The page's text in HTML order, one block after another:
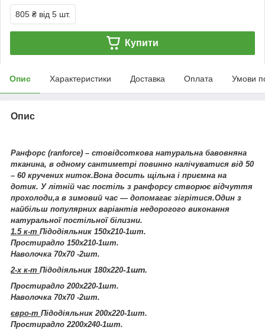
805 ₴ від 5 шт.
Купити
Опис Характеристики Доставка Оплата Умови
Опис
Ранфорс (ranforce) – стовідсоткова натуральна бавовняна
тканина, в одному сантиметрі повинно налічуватися від 50
– 60 кручених ниток.Вона досить щільна і приємна на
дотик. У літній час постіль з ранфорсу створює відчуття
прохолоди,а в зимовий час ― допомагає зігрітися.Один з
найбільш популярних варіантів недорогого виконання
натуральної постільної білизни.
1.5 к-т Підодіяльник 150х210-1шт.
Простирадло 150х210-1шт.
Наволочка 70х70 -2шт.
2-х к-т Підодіяльник 180х220-1шт.
Простирадло 200х220-1шт.
Наволочка 70х70 -2шт.
євро-т Підодіяльник 200х220-1шт.
Простирадло 2200х240-1шт.